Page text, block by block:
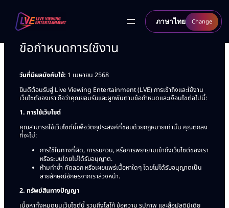
เนื้อหา
ภาษาไทย Change
ข้อกำหนดการใช้งาน
วันที่มีผลบังคับใช้: 1 เมษายน 2568
ยินดีต้อนรับสู่ Live Viewing Entertainment (LVE) การเข้าถึงและใช้งาน
เว็บไซต์ของเรา ถือว่าคุณยอมรับและผูกพันตามข้อกำหนดและเงื่อนไขต่อไปนี้:
1. การใช้เว็บไซต์
คุณสามารถใช้เว็บไซต์นี้เพื่อวัตถุประสงค์ที่ชอบด้วยกฎหมายเท่านั้น คุณตกลง
ที่จะไม่:
การใช้ในทางที่ผิด, การรบกวน, หรือการพยายามเข้าถึงเว็บไซต์ของเรา
หรือระบบโดยไม่ได้รับอนุญาต.
ห้ามทำซ้ำ คัดลอก หรือเผยแพร่เนื้อหาใดๆ โดยไม่ได้รับอนุญาตเป็น
ลายลักษณ์อักษรจากเราล่วงหน้า.
2. ทรัพย์สินทางปัญญา
เนื้อหาทั้งหมดบนเว็บไซต์นี้ รวมถึงโลโก้ ข้อความ รูปภาพ และสื่อมัลติมีเดีย
ไม่พลาดทุกข่าวสารของ
Live Viewing
Entertainment!
รับข่าวสารล่าสุด รวมถึงโอกาสในการเข้าร่วมกิจกรรมและร่วมมือ
กับเรา พิเศษสำหรับคุณโดยเฉพาะ!